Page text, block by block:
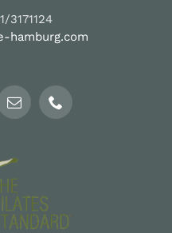
3171124
hamburg.com